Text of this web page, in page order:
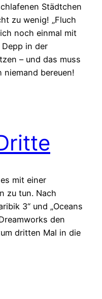
Städtchen
zu wenig! „Fluch
noch einmal mit
in der
– und das muss
niemand bereuen!
mit einer
zu tun. Nach
3“ und „Oceans
den
dritten Mal in die